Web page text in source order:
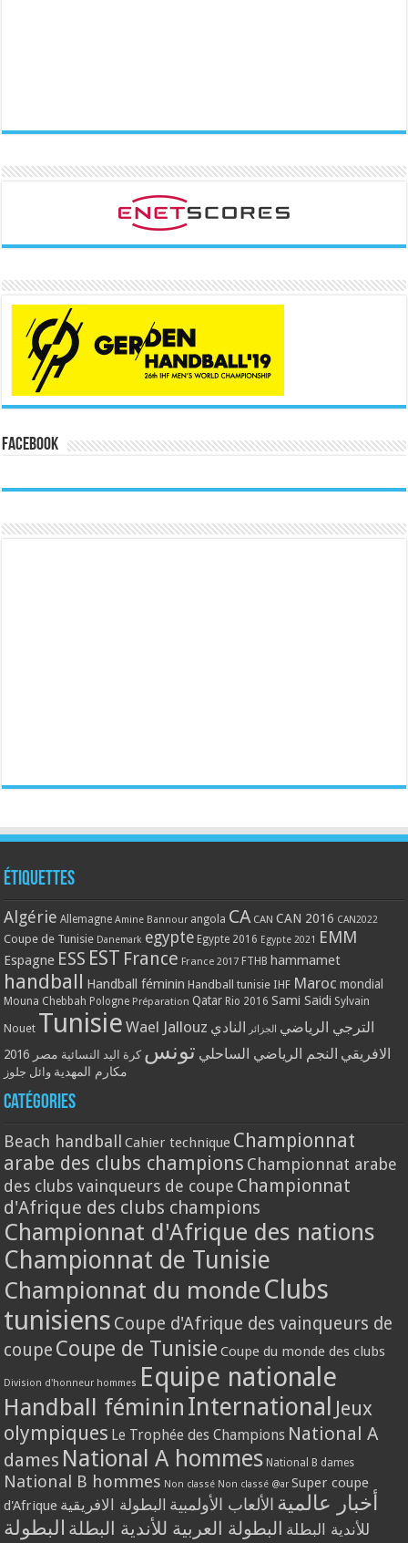
Facebook
Étiquettes
Algérie Allemagne Amine Bannour angola CA CAN CAN 2016 CAN2022
Coupe de Tunisie Danemark egypte Egypte 2016 Egypte 2021 EMM
Espagne ESS EST France France 2017 FTHB hammamet
handball Handball féminin Handball tunisie IHF Maroc mondial
Mouna Chebbah Pologne Préparation Qatar Rio 2016 Sami Saidi Sylvain
Nouet Tunisie Wael Jallouz الترجي الرياضي الجزائر النادي
الافريقي النجم الرياضي الساحلي تونس كرة اليد النسائية مصر 2016
مكارم المهدية وائل جلوز
Catégories
Beach handball Cahier technique Championnat
arabe des clubs champions Championnat arabe
des clubs vainqueurs de coupe Championnat
d'Afrique des clubs champions
Championnat d'Afrique des nations
Championnat de Tunisie
Championnat du monde Clubs
tunisiens Coupe d'Afrique des vainqueurs de
coupe Coupe de Tunisie Coupe du monde des clubs
Division d'honneur hommes Equipe nationale
Handball féminin International Jeux
olympiques Le Trophée des Champions National A
dames National A hommes National B dames
National B hommes Non classé Non classé @ar Super coupe
d'Afrique
أخبار عالمية الألعاب الأولمبية البطولة الافريقية
للأندية البطلة البطولة العربية للأندية البطلة البطولة